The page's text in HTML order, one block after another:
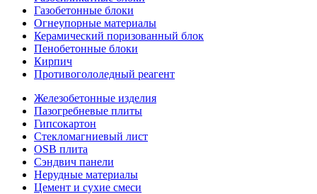
Газобетонные блоки
Огнеупорные материалы
Керамический поризованный блок
Пенобетонные блоки
Кирпич
Противогололедный реагент
Железобетонные изделия
Пазогребневые плиты
Гипсокартон
Стекломагниевый лист
OSB плита
Сэндвич панели
Нерудные материалы
Цемент и сухие смеси